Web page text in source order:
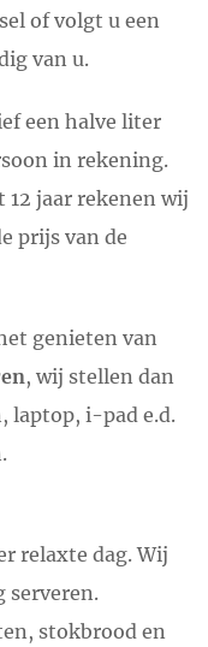
of volgt u een
van u.
een halve liter
in rekening.
jaar rekenen wij
prijs van de
genieten van
, wij stellen dan
laptop, i-pad e.d.
relaxte dag. Wij
serveren.
stokbrood en